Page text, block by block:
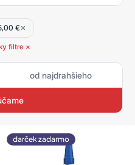
€
filtre ×
od najdrahšieho
darček zadarmo